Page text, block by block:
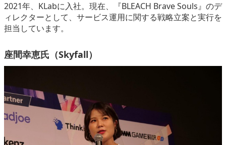
2021年、KLabに入社。現在、『BLEACH Brave Souls』のデ
ィレクターとして、サービス運用に関する戦略立案と実行を
担当しています。
座間幸恵氏（Skyfall）